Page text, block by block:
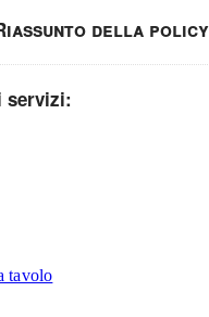
tavolo
della policy
servizi: